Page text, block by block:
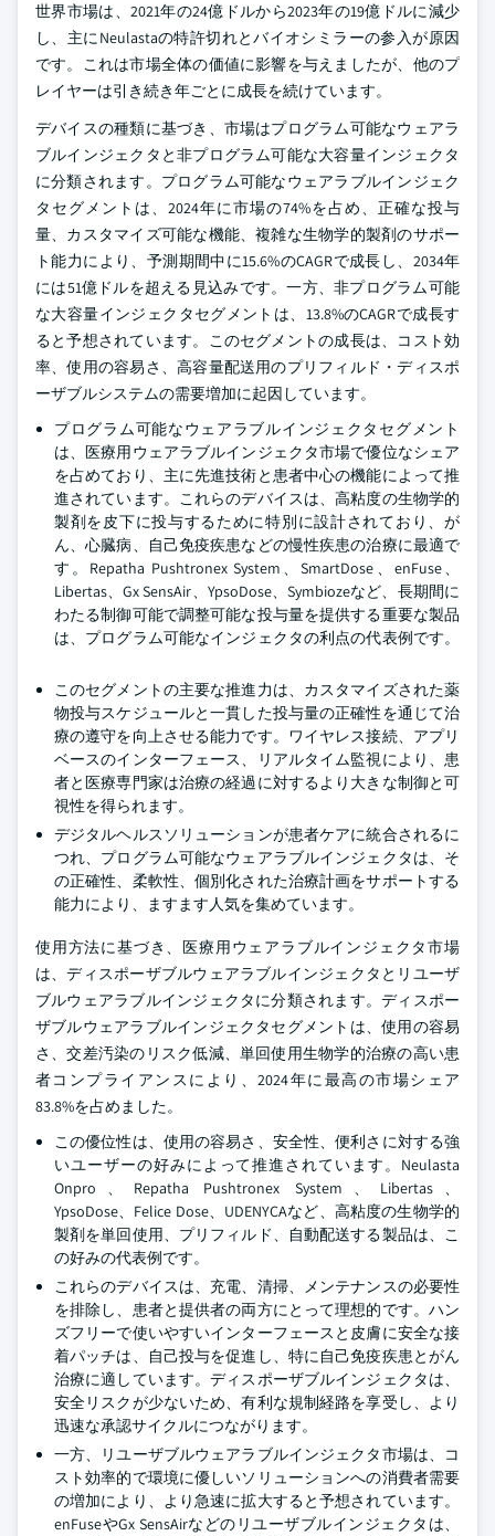
世界市場は、2021年の24億ドルから2023年の19億ドルに減少
し、主にNeulastaの特許切れとバイオシミラーの参入が原因
です。これは市場全体の価値に影響を与えましたが、他のプ
レイヤーは引き続き年ごとに成長を続けています。
デバイスの種類に基づき、市場はプログラム可能なウェアラ
ブルインジェクタと非プログラム可能な大容量インジェクタ
に分類されます。プログラム可能なウェアラブルインジェク
タセグメントは、2024年に市場の74%を占め、正確な投与
量、カスタマイズ可能な機能、複雑な生物学的製剤のサポー
ト能力により、予測期間中に15.6%のCAGRで成長し、2034年
には51億ドルを超える見込みです。一方、非プログラム可能
な大容量インジェクタセグメントは、13.8%のCAGRで成長す
ると予想されています。このセグメントの成長は、コスト効
率、使用の容易さ、高容量配送用のプリフィルド・ディスポ
ーザブルシステムの需要増加に起因しています。
プログラム可能なウェアラブルインジェクタセグメント
は、医療用ウェアラブルインジェクタ市場で優位なシェア
を占めており、主に先進技術と患者中心の機能によって推
進されています。これらのデバイスは、高粘度の生物学的
製剤を皮下に投与するために特別に設計されており、が
ん、心臓病、自己免疫疾患などの慢性疾患の治療に最適で
す。Repatha Pushtronex System、SmartDose、enFuse、
Libertas、Gx SensAir、YpsoDose、Symbiozeなど、長期間に
わたる制御可能で調整可能な投与量を提供する重要な製品
は、プログラム可能なインジェクタの利点の代表例です。
このセグメントの主要な推進力は、カスタマイズされた薬
物投与スケジュールと一貫した投与量の正確性を通じて治
療の遵守を向上させる能力です。ワイヤレス接続、アプリ
ベースのインターフェース、リアルタイム監視により、患
者と医療専門家は治療の経過に対するより大きな制御と可
視性を得られます。
デジタルヘルスソリューションが患者ケアに統合されるに
つれ、プログラム可能なウェアラブルインジェクタは、そ
の正確性、柔軟性、個別化された治療計画をサポートする
能力により、ますます人気を集めています。
使用方法に基づき、医療用ウェアラブルインジェクタ市場
は、ディスポーザブルウェアラブルインジェクタとリユーザ
ブルウェアラブルインジェクタに分類されます。ディスポー
ザブルウェアラブルインジェクタセグメントは、使用の容易
さ、交差汚染のリスク低減、単回使用生物学的治療の高い患
者コンプライアンスにより、2024年に最高の市場シェア
83.8%を占めました。
この優位性は、使用の容易さ、安全性、便利さに対する強
いユーザーの好みによって推進されています。Neulasta
Onpro、Repatha Pushtronex System、Libertas、
YpsoDose、Felice Dose、UDENYCAなど、高粘度の生物学的
製剤を単回使用、プリフィルド、自動配送する製品は、こ
の好みの代表例です。
これらのデバイスは、充電、清掃、メンテナンスの必要性
を排除し、患者と提供者の両方にとって理想的です。ハン
ズフリーで使いやすいインターフェースと皮膚に安全な接
着パッチは、自己投与を促進し、特に自己免疫疾患とがん
治療に適しています。ディスポーザブルインジェクタは、
安全リスクが少ないため、有利な規制経路を享受し、より
迅速な承認サイクルにつながります。
一方、リユーザブルウェアラブルインジェクタ市場は、コ
スト効率的で環境に優しいソリューションへの消費者需要
の増加により、より急速に拡大すると予想されています。
enFuseやGx SensAirなどのリユーザブルインジェクタは、